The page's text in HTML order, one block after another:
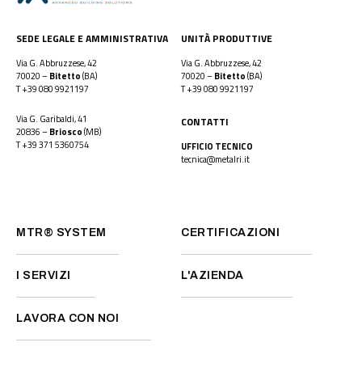
SEDE LEGALE E AMMINISTRATIVA
Via G. Abbruzzese, 42
70020 –Bitetto(BA)
T+39 080 9921197
UNITÀ PRODUTTIVE
Via G. Abbruzzese, 42
70020 –Bitetto(BA)
T+39 080 9921197
Via G. Garibaldi, 41
20836 –Briosco(MB)
T+39 371 5360754
CONTATTI
UFFICIO TECNICO
tecnica@metalri.it
MTR® SYSTEM CERTIFICAZIONI
I SERVIZI L'AZIENDA
LAVORA CON NOI